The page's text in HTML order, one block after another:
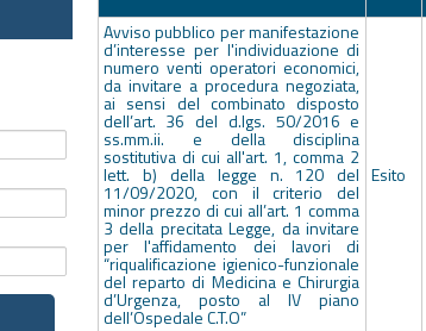
Avviso pubblico per manifestazione
d’interesse per l'individuazione di
numero venti operatori economici,
da invitare a procedura negoziata,
ai sensi del combinato disposto
dell’art. 36 del d.lgs. 50/2016 e
ss.mm.ii. e della disciplina
sostitutiva di cui all'art. 1, comma 2
lett. b) della legge n. 120 del
11/09/2020, con il criterio del
minor prezzo di cui all’art. 1 comma
3 della precitata Legge, da invitare
per l'affidamento dei lavori di
“riqualificazione igienico-funzionale
del reparto di Medicina e Chirurgia
d’Urgenza, posto al IV piano
dell’Ospedale C.T.O”
Esito